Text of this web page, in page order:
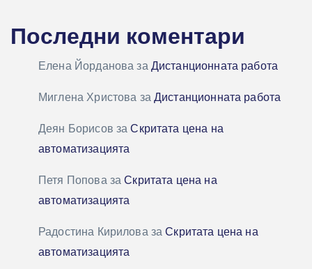
Последни коментари
Елена ЙордановазаДистанционната работа
Миглена Христова заДистанционната работа
Деян Борисов заСкритата цена на
автоматизацията
Петя ПоповазаСкритата цена на
автоматизацията
Радостина КириловазаСкритата цена на
автоматизацията